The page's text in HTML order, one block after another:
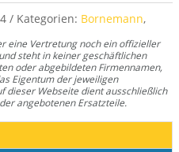
Kategorien: Bornemann,
eine Vertretung noch ein offizieller
steht in keiner geschäftlichen
oder abgebildeten Firmennamen,
Eigentum der jeweiligen
dieser Webseite dient ausschließlich
angebotenen Ersatzteile.